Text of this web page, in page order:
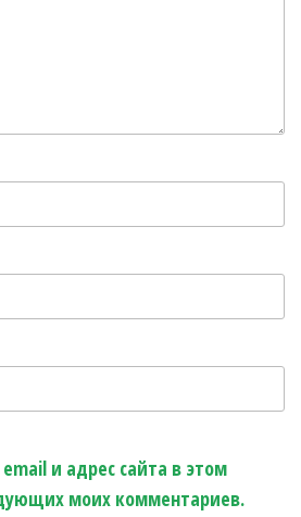
и адрес сайта в этом
моих комментариев.